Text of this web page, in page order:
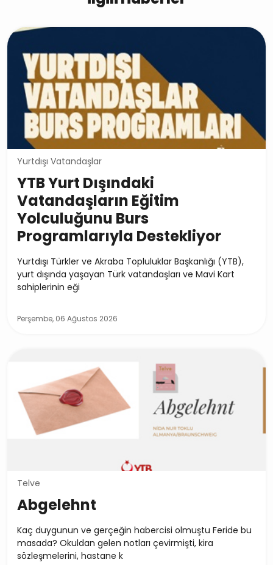
Yurtdışı Vatandaşlar
YTB Yurt Dışındaki
Vatandaşların Eğitim
Yolculuğunu Burs
Programlarıyla Destekliyor
Yurtdışı Türkler ve Akraba Topluluklar Başkanlığı (YTB),
yurt dışında yaşayan Türk vatandaşları ve Mavi Kart
sahiplerinin eği
Perşembe, 06 Ağustos 2026
Telve
Abgelehnt
Kaç duygunun ve gerçeğin habercisi olmuştu Feride bu
masada? Okuldan gelen notları çevirmişti, kira
sözleşmelerini, hastane k